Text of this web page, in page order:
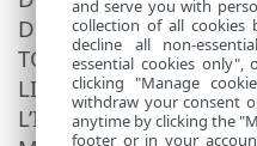
DÉLICTUELLE OU
TOUTE AUTRE
LIÉE À
L’IMPOSSIBILITÉ
and serve you with
collection of all cookies
decline all non-
essential cookies
clicking "Manage
withdraw your consent
anytime by clicking the
footer or in your